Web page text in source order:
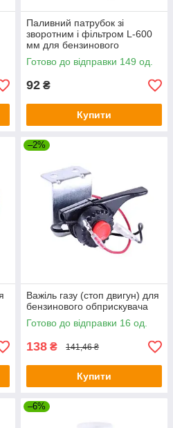
Паливний патрубок зі
зворотним і фільтром L-600
мм для бензинового
обприскувача
Готово до відправки 149 од.
92 ₴
Купити
–2%
Важіль газу (стоп двигун) для
бензинового обприскувача
Готово до відправки 16 од.
138 ₴ 141,46 ₴
Купити
–6%